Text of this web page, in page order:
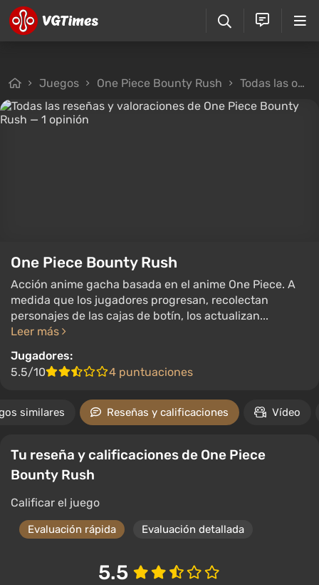
Juegos One Piece Bounty Rush Todas las opiniones
One Piece Bounty Rush
Acción anime gacha basada en el anime One Piece. A
medida que los jugadores progresan, recolectan
personajes de las cajas de botín, los actualizan...
Leer más
Jugadores:
5.5/10
4 puntuaciones
similares Reseñas y calificaciones Vídeo
Tu reseña y calificaciones de One Piece
Bounty Rush
Calificar el juego
Evaluación rápida Evaluación detallada
5.5